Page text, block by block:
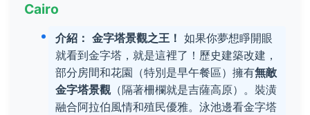
Cairo
介紹： 金字塔景觀之王！ 如果你夢想睜開眼
就看到金字塔，就是這裡了！歷史建築改建，
部分房間和花園（特別是早午餐區）擁有無敵
金字塔景觀（隔著柵欄就是吉薩高原）。裝潢
融合阿拉伯風情和殖民優雅。泳池邊看金字塔